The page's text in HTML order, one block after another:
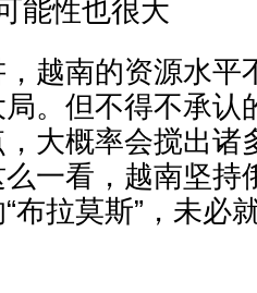
能性也很大
越南的资源水平
。但不得不承认
大概率会搅出诸
一看，越南坚持
布拉莫斯”，未必